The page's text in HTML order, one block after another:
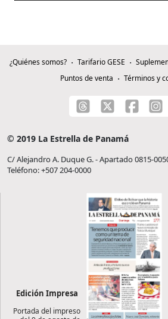
¿Quiénes somos? Tarifario GESE
Puntos de venta
Términos y
© 2019 La Estrella de Panamá
C/ Alejandro A. Duque G. - Apartado 0815-
Teléfono: +507 204-0000
Edición Impresa
Portada del impreso